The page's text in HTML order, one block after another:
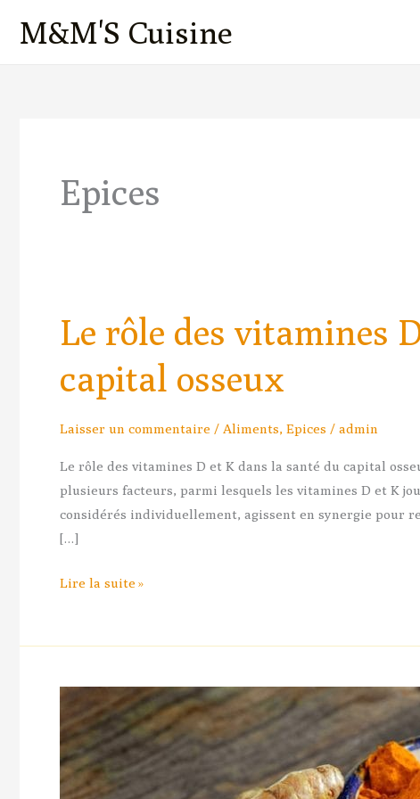
M&M'S Cuisine
Epices
Le rôle des vitamines
capital osseux
Laisser un commentaire / Aliments, Epices / admin
Le rôle des vitamines D et K dans la santé du capital
plusieurs facteurs, parmi lesquels les vitamines D et K
considérés individuellement, agissent en synergie pour
[…]
Le
rôle
vitamines
K
dans
la
santé
capital
Lire la suite »
Les
Bienfaits
du
Curcuma
sur